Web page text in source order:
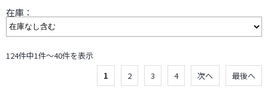
在庫：
124件中1件～40件を表示
1
2 3 4 次へ 最後へ